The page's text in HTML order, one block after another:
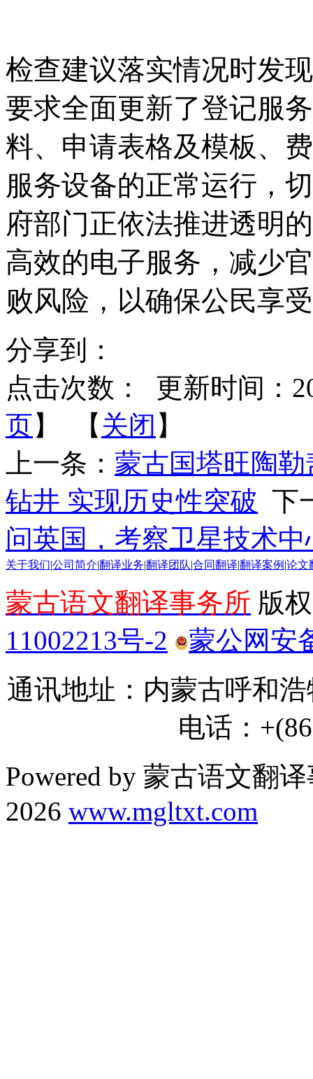
检查建议落实情况时发
要求全面更新了登记服
料、申请表格及模板、
服务设备的正常运行，
府部门正依法推进透明
高效的电子服务，减少
败风险，以确保公民享
分享到：
点击次数：
更新时间：
页】 【 关闭 】
上一条： 蒙古国塔旺陶
钻井 实现历史性突破 下
问英国，考察卫星技术
关于我们 公司简介 翻译业务 翻译团队 合同翻译 翻译案例 论文
蒙古语文翻译事务所 版
11002213号-2
蒙公网安
通讯地址：内蒙古呼和
电话：
Powered by 蒙古语文翻
2026 www.mgltxt.com